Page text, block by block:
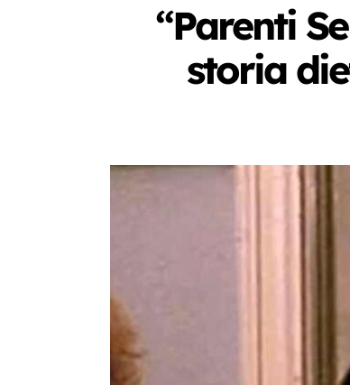
“Parenti
storia